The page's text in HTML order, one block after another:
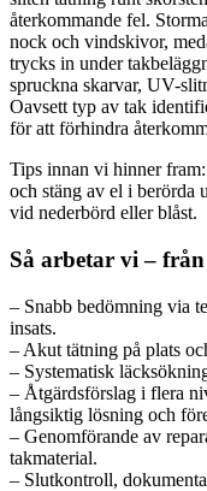
återkommande fel.
nock och vindskivor,
trycks in under
spruckna skarvar, UV-
Oavsett typ av tak
för att förhindra
Tips innan vi hinner
och stäng av el i berörda
vid nederbörd eller blåst.
Så arbetar vi –
– Snabb bedömning via
insats.
– Akut tätning på plats
– Systematisk
– Åtgärdsförslag i flera
långsiktig lösning och
– Genomförande av
takmaterial.
– Slutkontroll,